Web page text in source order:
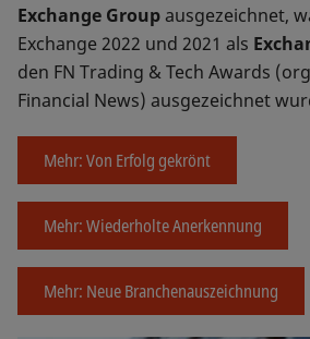
Exchange Groupausgezeichnet,
Exchange 2022 und 2021 als
den FN Trading & Tech Awards
Financial News) ausgezeichnet
Mehr: Von Erfolg gekrönt
Mehr: Wiederholte Anerkennung
Mehr: Neue Branchenauszeichnung